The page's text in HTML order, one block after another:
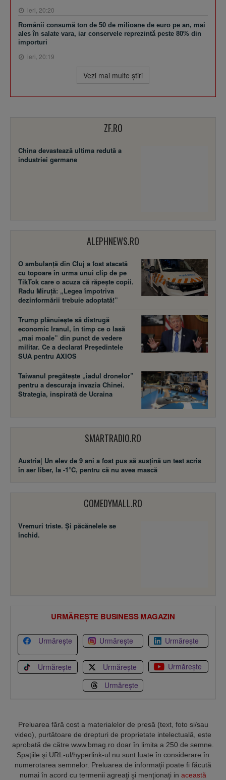
ieri, 20:20
Românii consumă ton de 50 de milioane de euro pe an, mai
ales în salate vara, iar conservele reprezintă peste 80% din
importuri
ieri, 20:19
Vezi mai multe ştiri
ZF.RO
China devastează ultima redută a
industriei germane
ALEPHNEWS.RO
O ambulanță din Cluj a fost atacată
cu topoare în urma unui clip de pe
TikTok care o acuza că răpește copii.
Radu Miruță: „Legea împotriva
dezinformării trebuie adoptată!”
Trump plănuiește să distrugă
economic Iranul, în timp ce o lasă
„mai moale” din punct de vedere
militar. Ce a declarat Președintele
SUA pentru AXIOS
Taiwanul pregătește „iadul dronelor”
pentru a descuraja invazia Chinei.
Strategia, inspirată de Ucraina
SMARTRADIO.RO
Austria| Un elev de 9 ani a fost pus să susţină un test scris
în aer liber, la -1°C, pentru că nu avea mască
COMEDYMALL.RO
Vremuri triste. Şi păcănelele se
închid.
URMĂREȘTE BUSINESS MAGAZIN
Urmărește Urmărește Urmărește
Urmărește Urmărește
Urmărește
Urmărește
Preluarea fără cost a materialelor de presă (text, foto si/sau
video), purtătoare de drepturi de proprietate intelectuală, este
aprobată de către www.bmag.ro doar în limita a 250 de semne.
Spaţiile şi URL-ul/hyperlink-ul nu sunt luate în considerare în
numerotarea semnelor. Preluarea de informaţii poate fi făcută
numai în acord cu termenii agreaţi şi menţionaţi in această